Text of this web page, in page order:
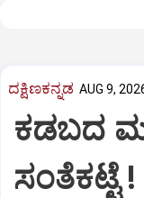
ದಕ್ಷಿಣಕನ್ನಡ AUG 9,
ಕಡಬದ
ಸಂತೆಕಟ್ಟೆ !